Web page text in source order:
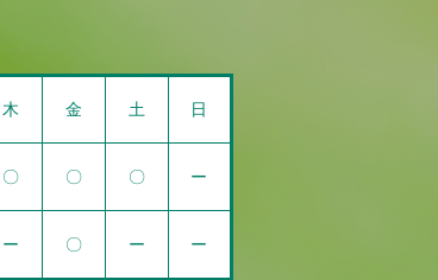
木 金 土 日
〇 〇 〇 ー
ー 〇 ー ー